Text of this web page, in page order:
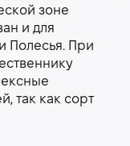
зоне
и для
Полесья. При
так как сорт